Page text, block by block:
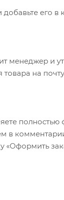
его в
менеджер и
на
полностью
в
«Оформить